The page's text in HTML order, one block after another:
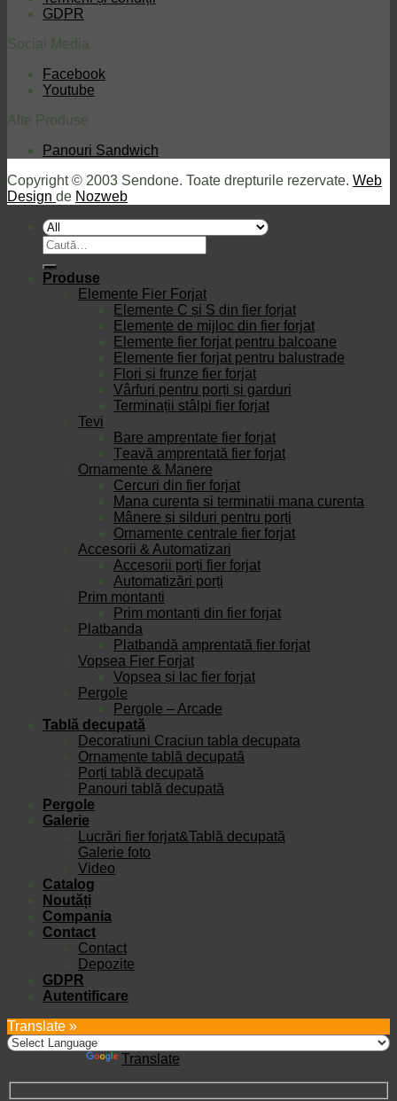
GDPR
Social Media
Facebook
Youtube
Alte Produse
Panouri Sandwich
Copyright © 2003 Sendone. Toate drepturile rezervate. Web
Design de Nozweb
Caută
după:
Produse
Elemente Fier Forjat
Elemente C și S din fier forjat
Elemente de mijloc din fier forjat
Elemente fier forjat pentru balcoane
Elemente fier forjat pentru balustrade
Flori și frunze fier forjat
Vârfuri pentru porți și garduri
Terminații stâlpi fier forjat
Tevi
Bare amprentate fier forjat
Țeavă amprentată fier forjat
Ornamente & Manere
Cercuri din fier forjat
Mana curenta si terminatii mana curenta
Mânere și silduri pentru porți
Ornamente centrale fier forjat
Accesorii & Automatizari
Accesorii porți fier forjat
Automatizări porți
Prim montanti
Prim montanți din fier forjat
Platbanda
Platbandă amprentată fier forjat
Vopsea Fier Forjat
Vopsea și lac fier forjat
Pergole
Pergole – Arcade
Tablă decupată
Decoratiuni Craciun tabla decupata
Ornamente tablă decupată
Porți tablă decupată
Panouri tablă decupată
Pergole
Galerie
Lucrări fier forjat&Tablă decupată
Galerie foto
Video
Catalog
Noutăți
Compania
Contact
Contact
Depozite
GDPR
Autentificare
Translate »
Translate